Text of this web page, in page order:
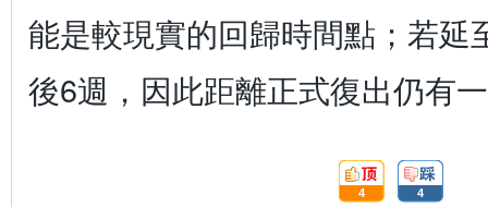
能是較現實的回歸時間點；若延
後6週，因此距離正式復出仍有
頂:
4
踩:
4